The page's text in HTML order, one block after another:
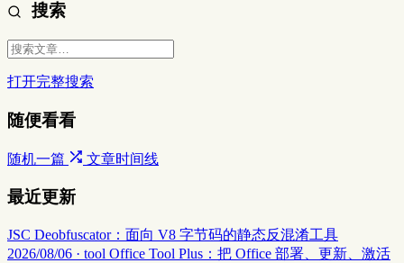
搜索
打开完整搜索
随便看看
随机一篇 文章时间线
最近更新
JSC Deobfuscator：面向 V8 字节码的静态反混淆工具
2026/08/06 · tool Office Tool Plus：把 Office 部署、更新、激活